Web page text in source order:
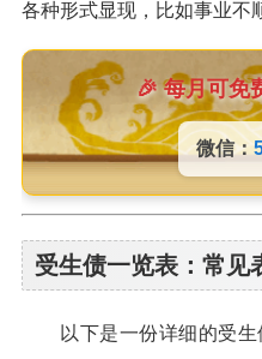
各种形式显现，比如事业不
🎉 每月可免
微信：
受生债一览表：常见
以下是一份详细的受